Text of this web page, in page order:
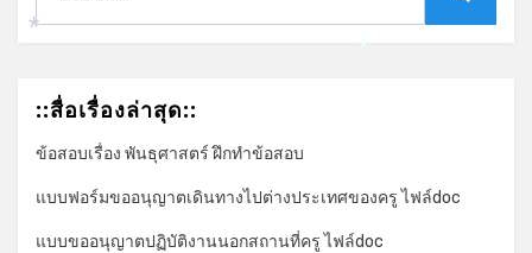
::สื่อเรื่องล่าสุด::
ข้อสอบเรื่อง พันธุศาสตร์ ฝึกทำข้อสอบ
แบบฟอร์มขออนุญาตเดินทางไปต่างประเทศของครู ไฟล์doc
แบบขออนุญาตปฏิบัติงานนอกสถานที่ครู ไฟล์doc